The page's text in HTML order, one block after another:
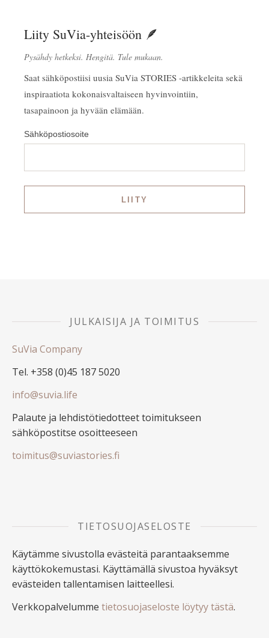
Liity SuVia-yhteisöön 🪶
Pysähdy hetkeksi. Hengitä. Tule mukaan.
Saat sähköpostiisi uusia SuVia STORIES -artikkeleita sekä
inspiraatiota kokonaisvaltaiseen hyvinvointiin,
tasapainoon ja hyvään elämään.
Sähköpostiosoite
JULKAISIJA JA TOIMITUS
SuVia Company
Tel. +358 (0)45 187 5020
info@suvia.life
Palaute ja lehdistötiedotteet toimitukseen
sähköpostitse osoitteeseen
toimitus@suviastories.fi
TIETOSUOJASELOSTE
Käytämme sivustolla evästeitä parantaaksemme
käyttökokemustasi. Käyttämällä sivustoa hyväksyt
evästeiden tallentamisen laitteellesi.
Verkkopalvelumme tietosuojaseloste löytyy tästä.